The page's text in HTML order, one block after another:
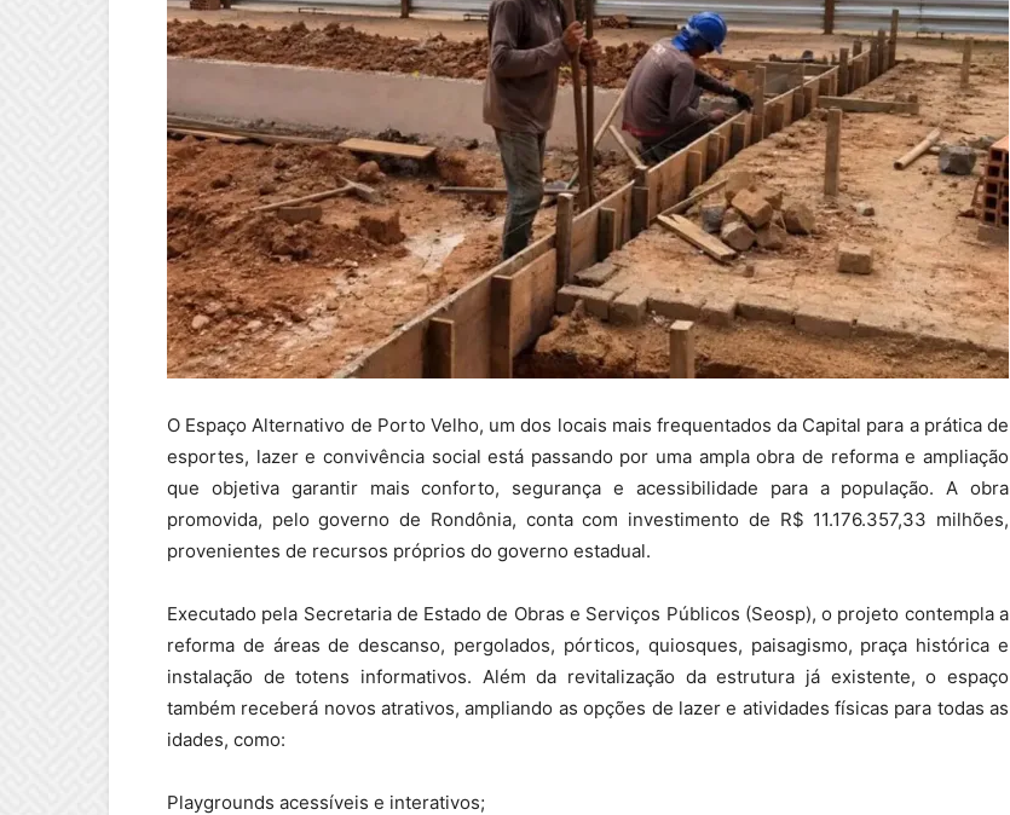
O Espaço Alternativo de Porto Velho, um dos locais mais frequentados da Capital para a prática de
esportes, lazer e convivência social está passando por uma ampla obra de reforma e ampliação
que objetiva garantir mais conforto, segurança e acessibilidade para a população. A obra
promovida, pelo governo de Rondônia, conta com investimento de R$ 11.176.357,33 milhões,
provenientes de recursos próprios do governo estadual.
Executado pela Secretaria de Estado de Obras e Serviços Públicos (Seosp), o projeto contempla a
reforma de áreas de descanso, pergolados, pórticos, quiosques, paisagismo, praça histórica e
instalação de totens informativos. Além da revitalização da estrutura já existente, o espaço
também receberá novos atrativos, ampliando as opções de lazer e atividades físicas para todas as
idades, como:
Playgrounds acessíveis e interativos;